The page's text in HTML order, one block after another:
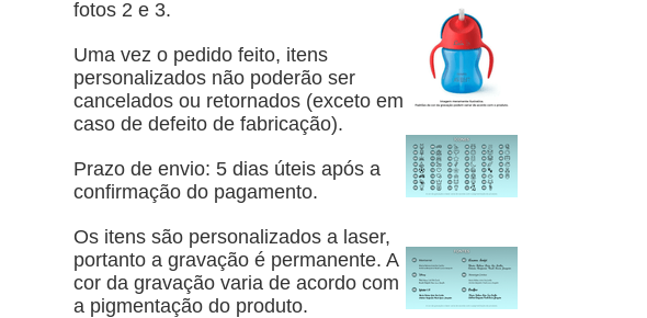
fotos 2 e 3.
Uma vez o pedido feito, itens
personalizados não poderão ser
cancelados ou retornados (exceto em
caso de defeito de fabricação).
Prazo de envio: 5 dias úteis após a
confirmação do pagamento.
Os itens são personalizados a laser,
portanto a gravação é permanente. A
cor da gravação varia de acordo com
a pigmentação do produto.